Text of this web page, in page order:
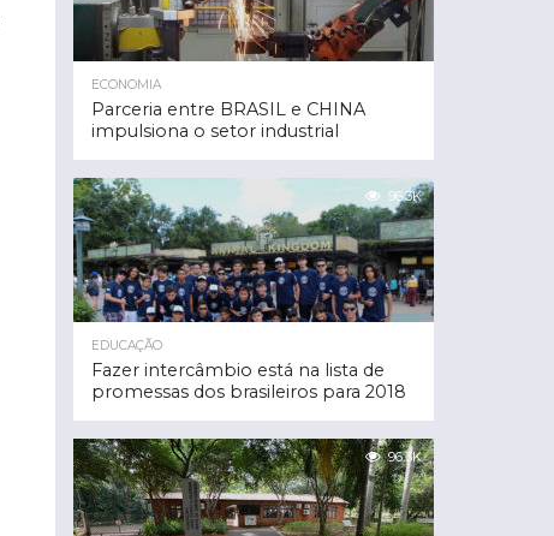
ECONOMIA
Parceria entre BRASIL e CHINA
impulsiona o setor industrial
96.3K
EDUCAÇÃO
Fazer intercâmbio está na lista de
promessas dos brasileiros para 2018
96.3K